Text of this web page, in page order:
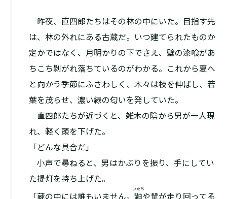
昨夜、直四郎たちはその林の中にいた。目指す先
は、林の外れにある古蔵だ。いつ建てられたものか
定かではなく、月明かりの下でさえ、壁の漆喰があ
ちこち剝がれ落ちているのがわかる。これから夏へ
と向かう季節にふさわしく、木々は枝を伸ばし、若
葉を茂らせ、濃い緑の匂いを発していた。
直四郎たちが近づくと、雑木の陰から男が一人現
れ、軽く頭を下げた。
「どんな具合だ」
小声で尋ねると、男はかぶりを振り、手にしてい
た提灯を持ち上げた。
「蔵の中には誰もいません。 鼬
いたち
や鼠が走り回ってる